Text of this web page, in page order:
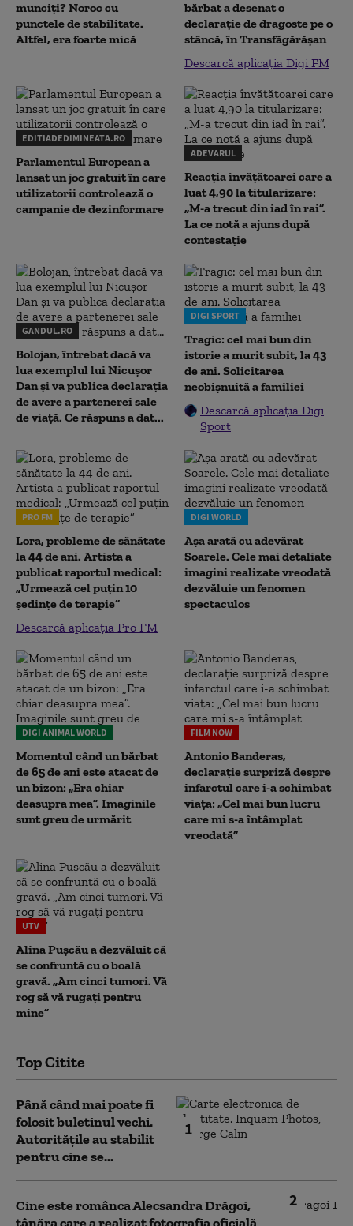
munciți? Noroc cu
punctele de stabilitate.
Altfel, era foarte mică
bărbat a desenat o
declaraţie de dragoste pe o
stâncă, în Transfăgărăşan
Descarcă aplicația Digi FM
EDITIADEDIMINEATA.RO
Parlamentul European a
lansat un joc gratuit în care
utilizatorii controlează o
campanie de dezinformare
ADEVARUL
Reacția învățătoarei care a
luat 4,90 la titularizare:
„M-a trecut din iad în rai”.
La ce notă a ajuns după
contestație
GANDUL.RO
Bolojan, întrebat dacă va
lua exemplul lui Nicușor
Dan și va publica declarația
de avere a partenerei sale
de viață. Ce răspuns a dat...
DIGI SPORT
Tragic: cel mai bun din
istorie a murit subit, la 43
de ani. Solicitarea
neobișnuită a familiei
Descarcă aplicația Digi
Sport
PRO FM
Lora, probleme de sănătate
la 44 de ani. Artista a
publicat raportul medical:
„Urmează cel puțin 10
ședințe de terapie”
Descarcă aplicația Pro FM
DIGI WORLD
Așa arată cu adevărat
Soarele. Cele mai detaliate
imagini realizate vreodată
dezvăluie un fenomen
spectaculos
DIGI ANIMAL WORLD
Momentul când un bărbat
de 65 de ani este atacat de
un bizon: „Era chiar
deasupra mea”. Imaginile
sunt greu de urmărit
FILM NOW
Antonio Banderas,
declarație surpriză despre
infarctul care i-a schimbat
viața: „Cel mai bun lucru
care mi s-a întâmplat
vreodată”
UTV
Alina Pușcău a dezvăluit că
se confruntă cu o boală
gravă. „Am cinci tumori. Vă
rog să vă rugați pentru
mine”
Top Citite
1
Până când mai poate fi
folosit buletinul vechi.
Autoritățile au stabilit
pentru cine se...
2
Cine este românca Alecsandra Drăgoi,